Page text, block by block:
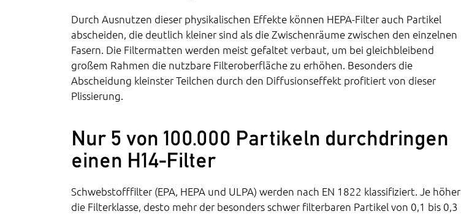
Durch Ausnutzen dieser physikalischen Effekte können HEPA-Filter auch Partikel
abscheiden, die deutlich kleiner sind als die Zwischenräume zwischen den einzelnen
Fasern. Die Filtermatten werden meist gefaltet verbaut, um bei gleichbleibend
großem Rahmen die nutzbare Filteroberfläche zu erhöhen. Besonders die
Abscheidung kleinster Teilchen durch den Diffusionseffekt profitiert von dieser
Plissierung.
Nur 5 von 100.000 Partikeln durchdringen
einen H14-Filter
Schwebstofffilter (EPA, HEPA und ULPA) werden nach EN 1822 klassifiziert. Je höher
die Filterklasse, desto mehr der besonders schwer filterbaren Partikel von 0,1 bis 0,3